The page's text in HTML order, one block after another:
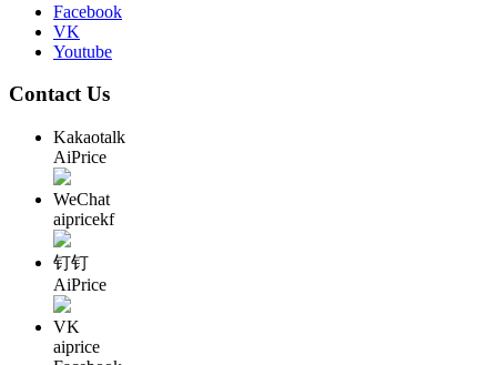
Facebook
VK
Youtube
Contact Us
Kakaotalk
AiPrice
WeChat
aipricekf
钉钉
AiPrice
VK
aiprice